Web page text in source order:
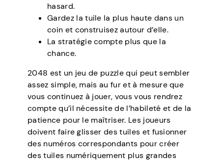
hasard.
Gardez la tuile la plus haute dans un
coin et construisez autour d’elle.
La stratégie compte plus que la
chance.
2048 est un jeu de puzzle qui peut sembler
assez simple, mais au fur et à mesure que
vous continuez à jouer, vous vous rendrez
compte qu’il nécessite de l’habileté et de la
patience pour le maîtriser. Les joueurs
doivent faire glisser des tuiles et fusionner
des numéros correspondants pour créer
des tuiles numériquement plus grandes